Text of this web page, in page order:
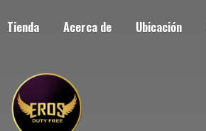
Tienda Acerca de Ubicación